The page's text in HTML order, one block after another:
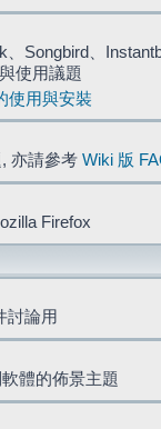
Songbird、
使用議題
使用與安裝
亦請參考 Wiki 版
Firefox
討論用
體的佈景主題